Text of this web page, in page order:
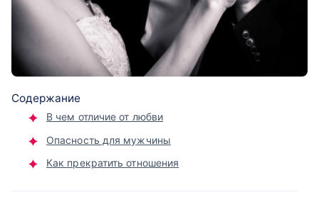
Содержание
В чем отличие от любви
Опасность для мужчины
Как прекратить отношения